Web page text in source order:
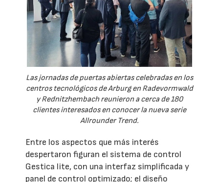
Las jornadas de puertas abiertas celebradas en los
centros tecnológicos de Arburg en Radevormwald
y Rednitzhembach reunieron a cerca de 180
clientes interesados en conocer la nueva serie
Allrounder Trend.
Entre los aspectos que más interés
despertaron figuran el sistema de control
Gestica lite, con una interfaz simplificada y
panel de control optimizado; el diseño